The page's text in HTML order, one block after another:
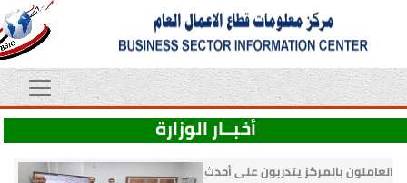
أخبــار الوزارة
العاملون بالمركز يتدربون على أحدث